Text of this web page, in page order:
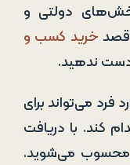
دولتی و
خرید کسب و
دست ندهید.
فرد می‌تواند برای
کند. با دریافت
محسوب می‌شوید.